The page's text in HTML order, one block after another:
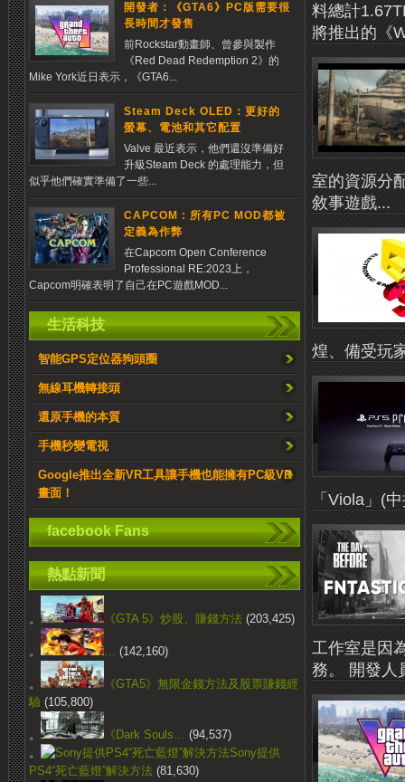
料總計
將推出的《
室的資源分
敘事遊戲...
煌、備受玩
「Viola」(
工作室是因
務。 開發人
開發者：《GTA6》PC版需要很
長時間才發售
前Rockstar動畫師、曾參與製作
《Red Dead Redemption 2》的
Mike York近日表示，《GTA6...
Steam Deck OLED：更好的
螢幕、電池和其它配置
Valve 最近表示，他們還沒準備好
升級Steam Deck 的處理能力，但
似乎他們確實準備了一些...
CAPCOM : 所有PC MOD都被
定義為作弊
在Capcom Open Conference
Professional RE:2023上，
Capcom明確表明了自己在PC遊戲MOD...
生活科技
智能GPS定位器狗頭圈
無線耳機轉接頭
還原手機的本質
手機秒變電視
Google推出全新VR工具讓手機也能擁有PC級VR
畫面！
facebook Fans
熱點新聞
。 《GTA 5》炒股、賺錢方法 (203,425)
。 … (142,160)
。
《GTA5》無限金錢方法及股票賺錢經
驗 (105,800)
。 《Dark Souls… (94,537)
。
Sony提供
PS4“死亡藍燈”解決方法 (81,630)